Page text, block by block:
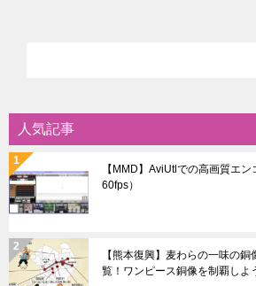
人気記事
【MMD】AviUtlでの高画質エ
60fps）
【熊本復興】麦わらの一味の
覧！ワンピース銅像を制覇しよ